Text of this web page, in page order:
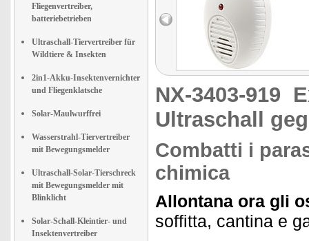
Fliegenvertreiber,
batteriebetrieben
Ultraschall-Tiervertreiber für
Wildtiere & Insekten
2in1-Akku-Insektenvernichter
und Fliegenklatsche
Solar-Maulwurffrei
Wasserstrahl-Tiervertreiber
mit Bewegungsmelder
Ultraschall-Solar-Tierschreck
mit Bewegungsmelder mit
Blinklicht
Solar-Schall-Kleintier- und
Insektenvertreiber
NX-3403-919
Ultraschall
Combatti i
chimica
Allontana ora gli
soffitta, cantina e